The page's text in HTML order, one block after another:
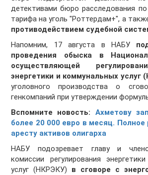
детективами бюро расследования
тарифа на уголь "Роттердам+", а
противодействием судебной
Напомним, 17 августа в НАБУ
проведения обыска в
осуществляющей
энергетики и коммунальных услуг
уголовного производства о
генкомпаний при утверждении
Вспомните новость: Ахметову
более 20 000 евро в месяц.
аресту активов олигарха
НАБУ подозревает главу и
комиссии регулирования
услуг (НКРЭКУ) в сговоре с